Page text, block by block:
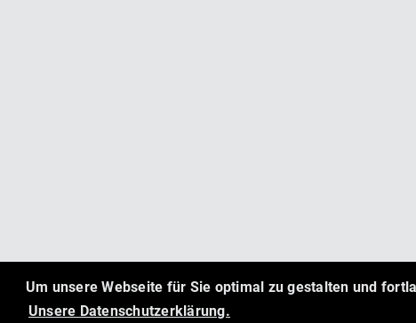
Um unsere Webseite für Sie optimal zu gestalten und
Unsere Datenschutzerklärung.